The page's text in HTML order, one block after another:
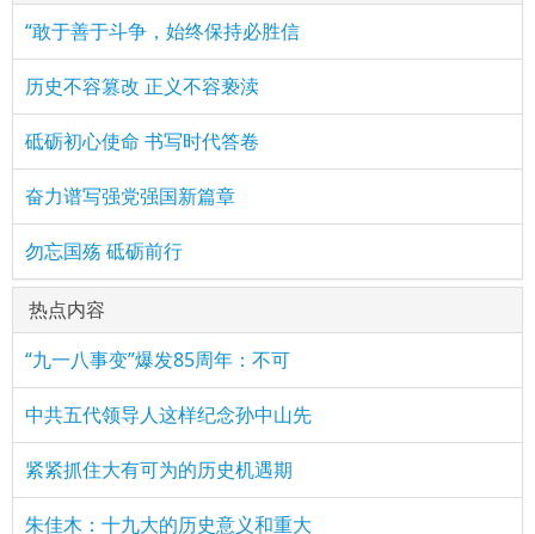
“敢于善于斗争，始终保持必胜信
历史不容篡改 正义不容亵渎
砥砺初心使命 书写时代答卷
奋力谱写强党强国新篇章
勿忘国殇 砥砺前行
热点内容
“九一八事变”爆发85周年：不可
中共五代领导人这样纪念孙中山先
紧紧抓住大有可为的历史机遇期
朱佳木：十九大的历史意义和重大